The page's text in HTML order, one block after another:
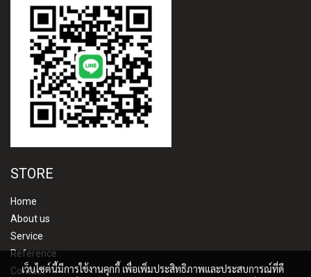
STORE
Home
About us
Service
Reference
Contact
เว็บไซต์นี้มีการใช้งานคุกกี้ เพื่อเพิ่มประสิทธิภาพและประสบการณ์ที่ดี